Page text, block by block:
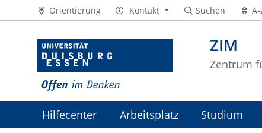
ZIM
Zentrum
Orientierung Kontakt Suchen A-
Hilfecenter Arbeitsplatz Studium